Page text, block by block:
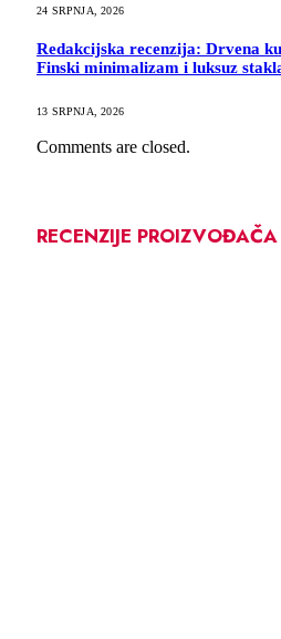
24 SRPNJA, 2026
Redakcijska recenzija: Drvena
Finski minimalizam i luksuz
13 SRPNJA, 2026
Comments are closed.
RECENZIJE